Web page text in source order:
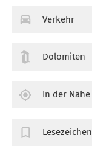
Verkehr
Dolomiten
In der Nähe
Lesezeichen